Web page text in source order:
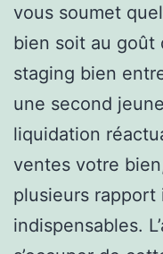
vous soumet
bien soit au goût
staging bien
une second
liquidation
ventes votre
plusieurs rapport
indispensables.